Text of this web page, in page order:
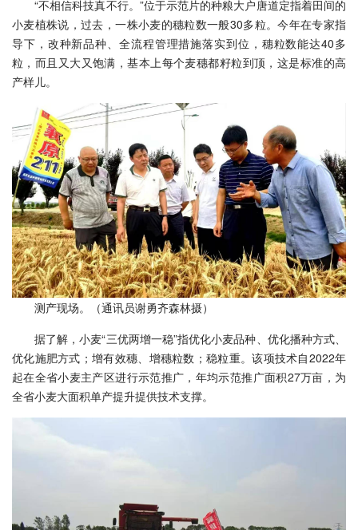
“不相信科技真不行。”位于示范片的种粮大户唐道定指着田间的
小麦植株说，过去，一株小麦的穗粒数一般30多粒。今年在专家指
导下，改种新品种、全流程管理措施落实到位，穗粒数能达40多
粒，而且又大又饱满，基本上每个麦穗都籽粒到顶，这是标准的高
产样儿。
测产现场。（通讯员谢勇齐森林摄）
据了解，小麦“三优两增一稳”指优化小麦品种、优化播种方式、
优化施肥方式；增有效穗、增穗粒数；稳粒重。该项技术自2022年
起在全省小麦主产区进行示范推广，年均示范推广面积27万亩，为
全省小麦大面积单产提升提供技术支撑。